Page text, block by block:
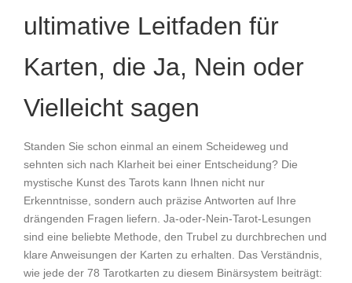
ultimative Leitfaden für
Karten, die Ja, Nein oder
Vielleicht sagen
Standen Sie schon einmal an einem Scheideweg und
sehnten sich nach Klarheit bei einer Entscheidung? Die
mystische Kunst des Tarots kann Ihnen nicht nur
Erkenntnisse, sondern auch präzise Antworten auf Ihre
drängenden Fragen liefern. Ja-oder-Nein-Tarot-Lesungen
sind eine beliebte Methode, den Trubel zu durchbrechen und
klare Anweisungen der Karten zu erhalten. Das Verständnis,
wie jede der 78 Tarotkarten zu diesem Binärsystem beiträgt: